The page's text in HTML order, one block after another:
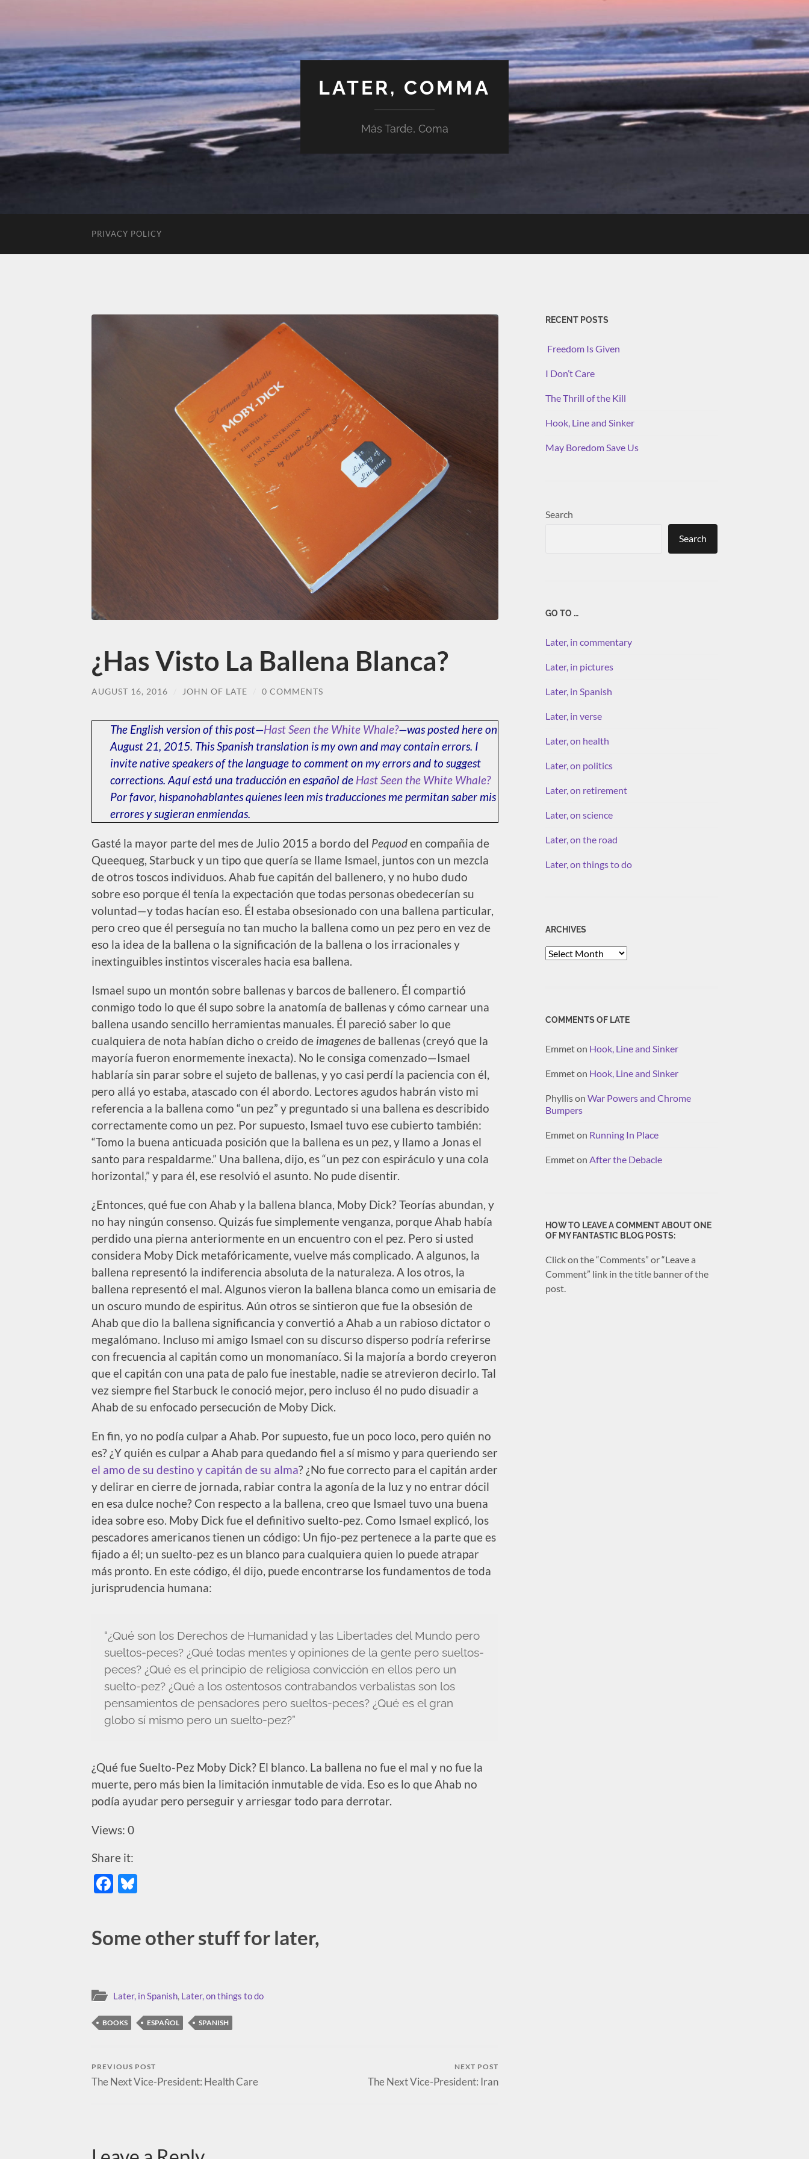
LATER, COMMA
Más Tarde, Coma
PRIVACY POLICY
¿Has Visto La Ballena Blanca?
AUGUST 16, 2016 JOHN OF LATE 0 COMMENTS
The English version of this post—Hast Seen the White Whale?—was posted here on
August 21, 2015. This Spanish translation is my own and may contain errors. I
invite native speakers of the language to comment on my errors and to suggest
corrections. Aquí está una traducción en español de Hast Seen the White Whale?
Por favor, hispanohablantes quienes leen mis traducciones me permitan saber mis
errores y sugieran enmiendas.
Gasté la mayor parte del mes de Julio 2015 a bordo del Pequoden compañia de
Queequeg, Starbuck y un tipo que quería se llame Ismael, juntos con un mezcla
de otros toscos individuos. Ahab fue capitán del ballenero, y no hubo dudo
sobre eso porque él tenía la expectación que todas personas obedecerían su
voluntad—y todas hacían eso. Él estaba obsesionado con una ballena particular,
pero creo que él perseguía no tan mucho la ballena como un pez pero en vez de
eso la idea de la ballena o la significación de la ballena o los irracionales y
inextinguibles instintos viscerales hacia esa ballena.
Ismael supo un montón sobre ballenas y barcos de ballenero. Él compartió
conmigo todo lo que él supo sobre la anatomía de ballenas y cómo carnear una
ballena usando sencillo herramientas manuales. Él pareció saber lo que
cualquiera de nota habían dicho o creido de imagenesde ballenas (creyó que la
mayoría fueron enormemente inexacta). No le consiga comenzado—Ismael
hablaría sin parar sobre el sujeto de ballenas, y yo casi perdí la paciencia con él,
pero allá yo estaba, atascado con él abordo. Lectores agudos habrán visto mi
referencia a la ballena como “un pez” y preguntado si una ballena es describido
correctamente como un pez. Por supuesto, Ismael tuvo ese cubierto también:
“Tomo la buena anticuada posición que la ballena es un pez, y llamo a Jonas el
santo para respaldarme.” Una ballena, dijo, es “un pez con espiráculo y una cola
horizontal,” y para él, ese resolvió el asunto. No pude disentir.
¿Entonces, qué fue con Ahab y la ballena blanca, Moby Dick? Teorías abundan, y
no hay ningún consenso. Quizás fue simplemente venganza, porque Ahab había
perdido una pierna anteriormente en un encuentro con el pez. Pero si usted
considera Moby Dick metafóricamente, vuelve más complicado. A algunos, la
ballena representó la indiferencia absoluta de la naturaleza. A los otros, la
ballena representó el mal. Algunos vieron la ballena blanca como un emisaria de
un oscuro mundo de espiritus. Aún otros se sintieron que fue la obsesión de
Ahab que dio la ballena significancia y convertió a Ahab a un rabioso dictator o
megalómano. Incluso mi amigo Ismael con su discurso disperso podría referirse
con frecuencia al capitán como un monomaníaco. Si la majoría a bordo creyeron
que el capitán con una pata de palo fue inestable, nadie se atrevieron decirlo. Tal
vez siempre fiel Starbuck le conoció mejor, pero incluso él no pudo disuadir a
Ahab de su enfocado persecución de Moby Dick.
En fin, yo no podía culpar a Ahab. Por supuesto, fue un poco loco, pero quién no
es? ¿Y quién es culpar a Ahab para quedando fiel a sí mismo y para queriendo ser
el amo de su destino y capitán de su alma? ¿No fue correcto para el capitán arder
y delirar en cierre de jornada, rabiar contra la agonía de la luz y no entrar dócil
en esa dulce noche? Con respecto a la ballena, creo que Ismael tuvo una buena
idea sobre eso. Moby Dick fue el definitivo suelto-pez. Como Ismael explicó, los
pescadores americanos tienen un código: Un fijo-pez pertenece a la parte que es
fijado a él; un suelto-pez es un blanco para cualquiera quien lo puede atrapar
más pronto. En este código, él dijo, puede encontrarse los fundamentos de toda
jurisprudencia humana:
“¿Qué son los Derechos de Humanidad y las Libertades del Mundo pero
sueltos-peces? ¿Qué todas mentes y opiniones de la gente pero sueltos-
peces? ¿Qué es el principio de religiosa convicción en ellos pero un
suelto-pez? ¿Qué a los ostentosos contrabandos verbalistas son los
pensamientos de pensadores pero sueltos-peces? ¿Qué es el gran
globo sí mismo pero un suelto-pez?”
¿Qué fue Suelto-Pez Moby Dick? El blanco. La ballena no fue el mal y no fue la
muerte, pero más bien la limitación inmutable de vida. Eso es lo que Ahab no
podía ayudar pero perseguir y arriesgar todo para derrotar.
Views: 0
Share it:
Facebook
Some other stuff for later,
Later, in Spanish, Later, on things to do
BOOKS ESPAÑOL SPANISH
PREVIOUS POST
The Next Vice-President: Health Care
NEXT POST
The Next Vice-President: Iran
RECENT POSTS
Freedom Is Given
I Don’t Care
The Thrill of the Kill
Hook, Line and Sinker
May Boredom Save Us
Search
Search
GO TO …
Later, in commentary
Later, in pictures
Later, in Spanish
Later, in verse
Later, on health
Later, on politics
Later, on retirement
Later, on science
Later, on the road
Later, on things to do
ARCHIVES
Archives
COMMENTS OF LATE
Emmeton Hook, Line and Sinker
Emmeton Hook, Line and Sinker
Phyllison War Powers and Chrome
Bumpers
Emmeton Running In Place
Emmeton After the Debacle
HOW TO LEAVE A COMMENT ABOUT ONE
OF MY FANTASTIC BLOG POSTS:
Click on the “Comments” or “Leave a
Comment” link in the title banner of the
post.